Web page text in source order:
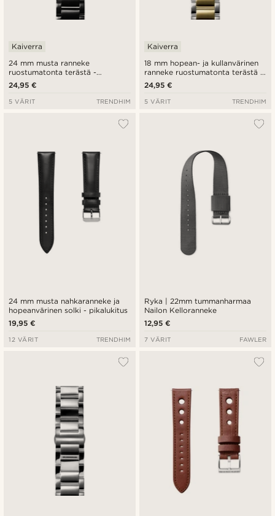
24 mm musta ranneke
ruostumatonta terästä -
pikalukitus
Kaiverra
24,95 €
5 VÄRIT TRENDHIM
18 mm hopean- ja kullanvärinen
ranneke ruostumatonta terästä -
pikalukitus
Kaiverra
24,95 €
5 VÄRIT TRENDHIM
24 mm musta nahkaranneke ja
hopeanvärinen solki - pikalukitus
19,95 €
12 VÄRIT TRENDHIM
Ryka | 22mm tummanharmaa
Nailon Kelloranneke
12,95 €
7 VÄRIT FAWLER